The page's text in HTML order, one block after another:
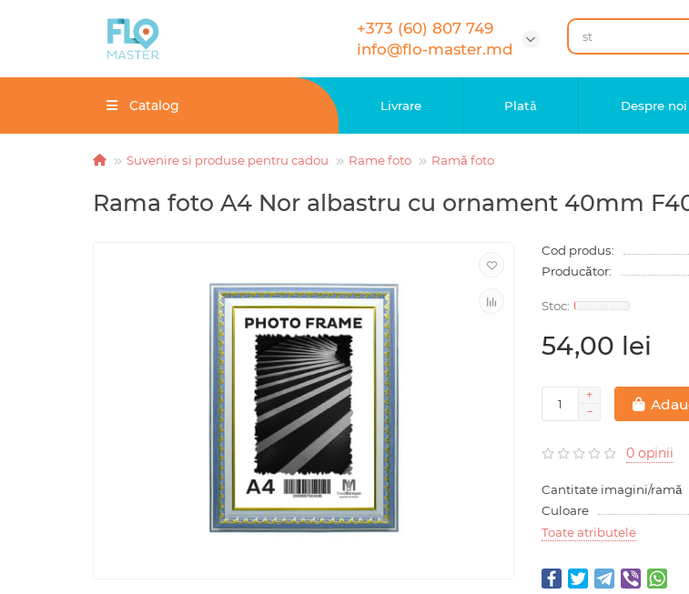
+373 (60) 807 749
info@flo-master.md
Catalog Livrare Plată Despre noi
Suvenire si produse pentru cadou Rame foto Ramă foto
Rama foto A4 Nor albastru cu ornament 40mm
Cod produs:
Producător:
54,00 lei
0 opinii
Cantitate imagini/ramă
Culoare
Toate atributele